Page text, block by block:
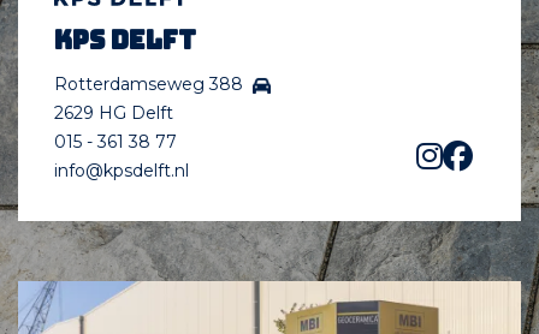
KPS Delft
Rotterdamseweg 388
2629 HG Delft
015 - 361 38 77
info@kpsdelft.nl